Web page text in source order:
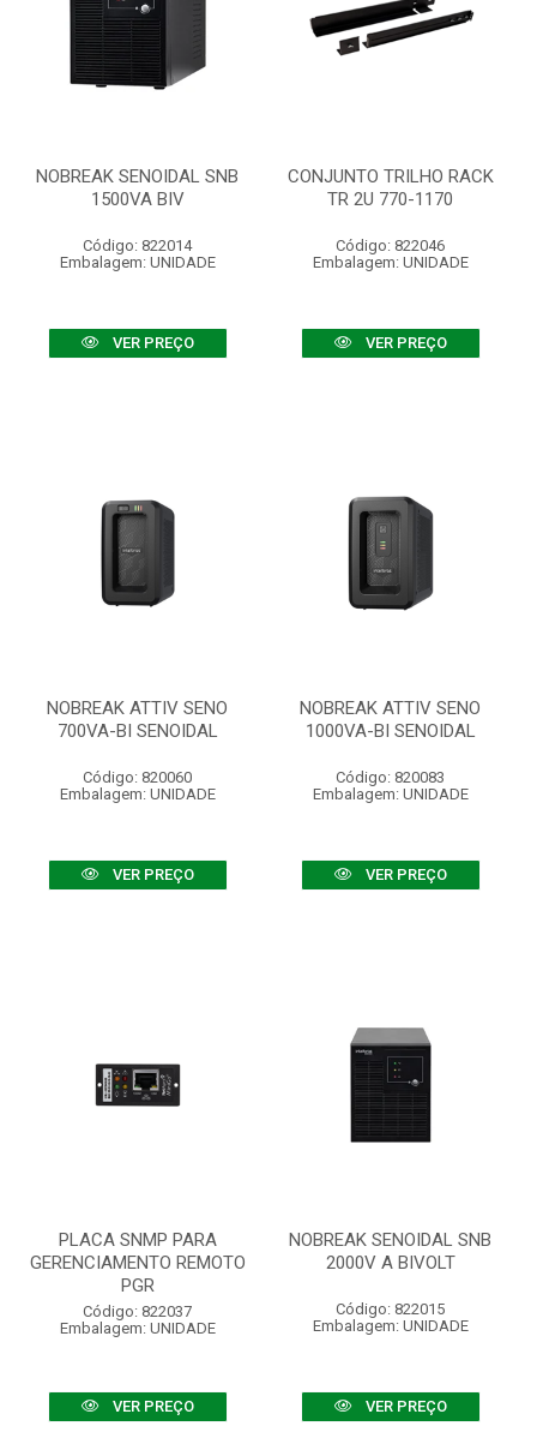
NOBREAK SENOIDAL SNB
1500VA BIV
Código: 822014
Embalagem: UNIDADE
VER PREÇO
CONJUNTO TRILHO RACK
TR 2U 770-1170
Código: 822046
Embalagem: UNIDADE
VER PREÇO
NOBREAK ATTIV SENO
700VA-BI SENOIDAL
Código: 820060
Embalagem: UNIDADE
VER PREÇO
NOBREAK ATTIV SENO
1000VA-BI SENOIDAL
Código: 820083
Embalagem: UNIDADE
VER PREÇO
PLACA SNMP PARA
GERENCIAMENTO REMOTO
PGR
Código: 822037
Embalagem: UNIDADE
VER PREÇO
NOBREAK SENOIDAL SNB
2000V A BIVOLT
Código: 822015
Embalagem: UNIDADE
VER PREÇO